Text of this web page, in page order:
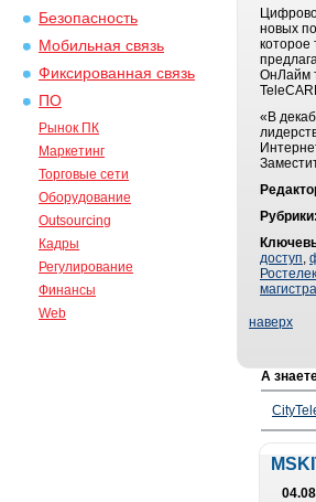
Безопасность
Мобильная связь
Фиксированная связь
ПО
Рынок ПК
Маркетинг
Торговые сети
Оборудование
Outsourcing
Кадры
Регулирование
Финансы
Web
новых
которое
ОнЛайм
«В
Рубрики:
доступ,
наверх
А